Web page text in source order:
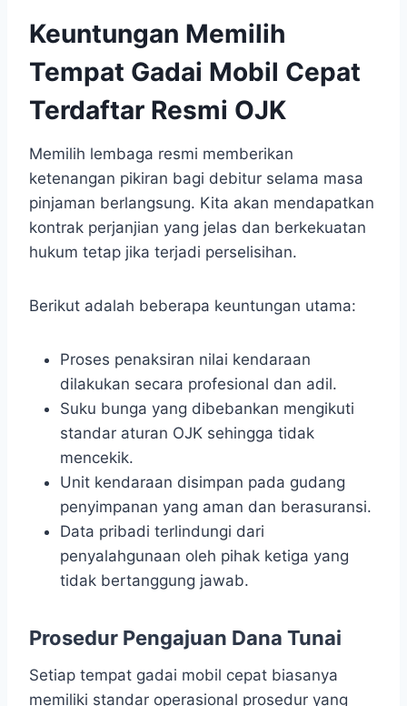
Keuntungan Memilih
Tempat Gadai Mobil Cepat
Terdaftar Resmi OJK
Memilih lembaga resmi memberikan
ketenangan pikiran bagi debitur selama masa
pinjaman berlangsung. Kita akan mendapatkan
kontrak perjanjian yang jelas dan berkekuatan
hukum tetap jika terjadi perselisihan.
Berikut adalah beberapa keuntungan utama:
Proses penaksiran nilai kendaraan
dilakukan secara profesional dan adil.
Suku bunga yang dibebankan mengikuti
standar aturan OJK sehingga tidak
mencekik.
Unit kendaraan disimpan pada gudang
penyimpanan yang aman dan berasuransi.
Data pribadi terlindungi dari
penyalahgunaan oleh pihak ketiga yang
tidak bertanggung jawab.
Prosedur Pengajuan Dana Tunai
Setiap tempat gadai mobil cepat biasanya
memiliki standar operasional prosedur yang